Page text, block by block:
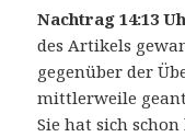
Nachtrag 14:13
des Artikels
gegenüber der
mittlerweile
Sie hat sich